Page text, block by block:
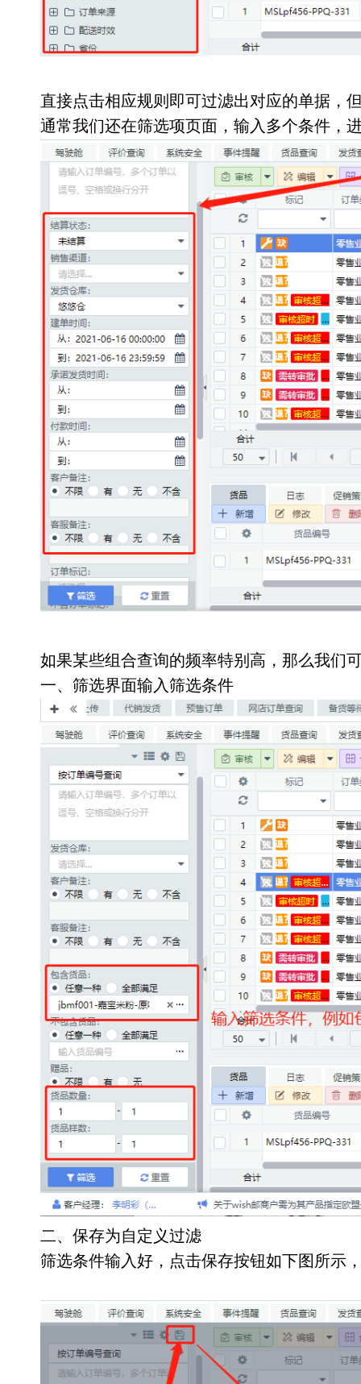
直接点击相应规则即可过滤出对应的单据，
通常我们还在筛选项页面，输入多个条件，
如果某些组合查询的频率特别高，那么我们
一、筛选界面输入筛选条件
二、保存为自定义过滤
筛选条件输入好，点击保存按钮如下图所示